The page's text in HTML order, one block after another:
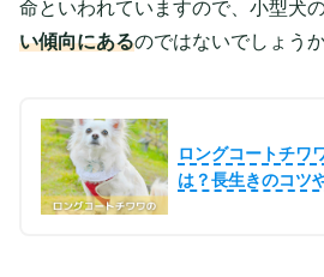
命といわれていますので、小型犬
い傾向にあるのではないでしょうか
ロングコートチワ
は？長生きのコツ